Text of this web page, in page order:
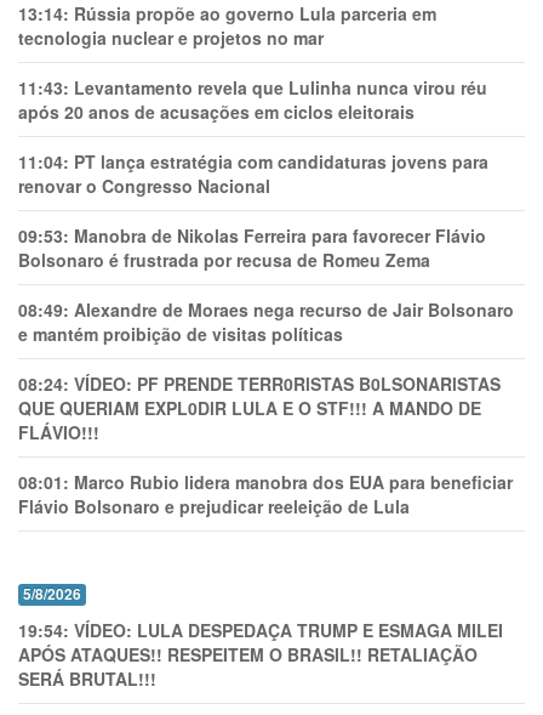
13:14: Rússia propõe ao governo Lula parceria em
tecnologia nuclear e projetos no mar
11:43: Levantamento revela que Lulinha nunca virou réu
após 20 anos de acusações em ciclos eleitorais
11:04: PT lança estratégia com candidaturas jovens para
renovar o Congresso Nacional
09:53: Manobra de Nikolas Ferreira para favorecer Flávio
Bolsonaro é frustrada por recusa de Romeu Zema
08:49: Alexandre de Moraes nega recurso de Jair Bolsonaro
e mantém proibição de visitas políticas
08:24: VÍDEO: PF PRENDE TERR0RlSTAS B0LSONARlSTAS
QUE QUERIAM EXPL0DlR LULA E O STF!!! A MANDO DE
FLÁVIO!!!
08:01: Marco Rubio lidera manobra dos EUA para beneficiar
Flávio Bolsonaro e prejudicar reeleição de Lula
5/8/2026
19:54: VÍDEO: LULA DESPEDAÇA TRUMP E ESMAGA MILEI
APÓS ATAQUES!! RESPEITEM O BRASIL!! RETALIAÇÃO
SERÁ BRUTAL!!!